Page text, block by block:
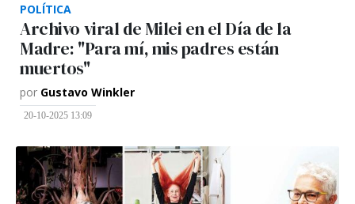
POLÍTICA
Archivo viral de Milei en el Día de la
Madre: "Para mí, mis padres están
muertos"
por Gustavo Winkler
20-10-2025 13:09